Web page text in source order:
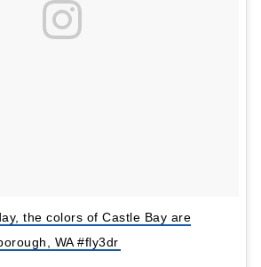
the colors of Castle Bay are
WA #fly3dr